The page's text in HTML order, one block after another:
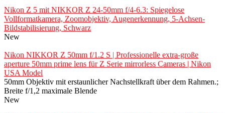
Nikon Z 5 mit NIKKOR Z 24-50mm f/4-6.3: Spiegelose
Vollformatkamera, Zoomobjektiv, Augenerkennung, 5-Achsen-
Bildstabilisierung, Schwarz
New
Nikon NIKKOR Z 50mm f/1.2 S | Professionelle extra-große
aperture 50mm prime lens für Z Serie mirrorless Cameras | Nikon
USA Model
50mm Objektiv mit erstaunlicher Nachstellkraft über dem Rahmen.;
Breite f/1,2 maximale Blende
New